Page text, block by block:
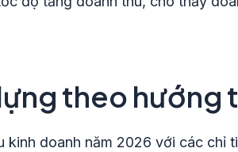
theo hướng
doanh năm 2026 với các chỉ